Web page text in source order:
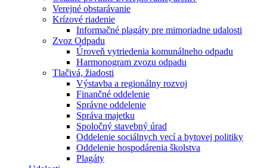
Verejné obstarávanie
Krízové riadenie
Informačné plagáty pre mimoriadne udalosti
Zvoz Odpadu
Úroveň vytriedenia komunálneho odpadu
Harmonogram zvozu odpadu
Tlačivá, žiadosti
Výstavba a regionálny rozvoj
Finančné oddelenie
Správne oddelenie
Správa majetku
Spoločný stavebný úrad
Oddelenie sociálnych vecí a bytovej politiky
Oddelenie hospodárenia školstva
Plagáty